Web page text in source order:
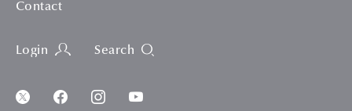
Contact
Login Search